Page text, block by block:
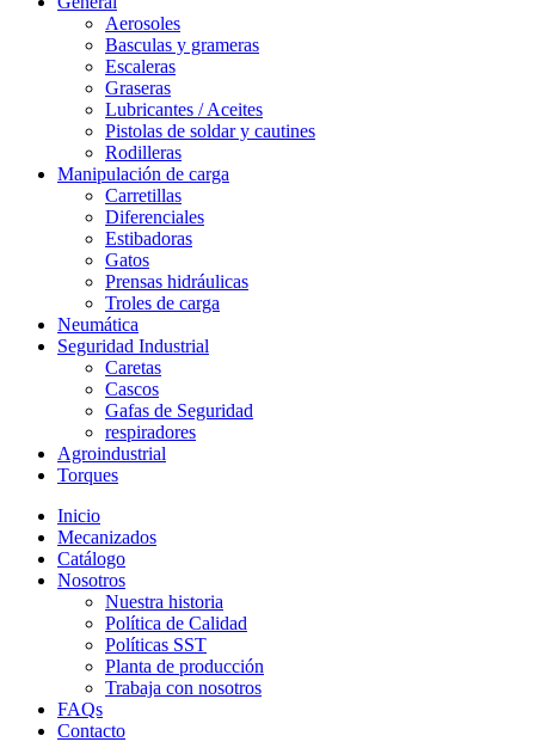
Aerosoles
Basculas y grameras
Escaleras
Graseras
Lubricantes / Aceites
Pistolas de soldar y cautines
Rodilleras
Manipulación de carga
Carretillas
Diferenciales
Estibadoras
Gatos
Prensas hidráulicas
Troles de carga
Neumática
Seguridad Industrial
Caretas
Cascos
Gafas de Seguridad
respiradores
Agroindustrial
Torques
Inicio
Mecanizados
Catálogo
Nosotros
Nuestra historia
Política de Calidad
Políticas SST
Planta de producción
Trabaja con nosotros
FAQs
Contacto